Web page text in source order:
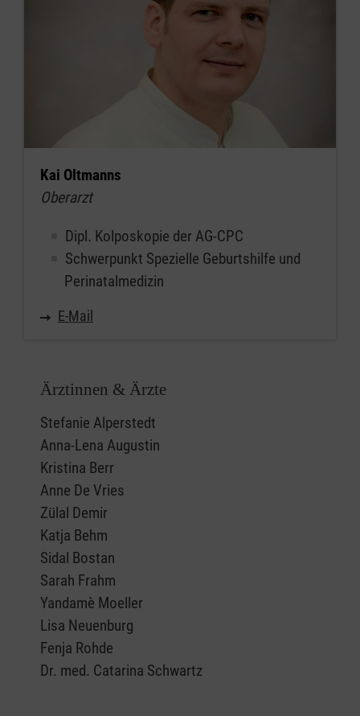
Kai Oltmanns
Oberarzt
Dipl. Kolposkopie der AG-CPC
Schwerpunkt Spezielle Geburtshilfe und
Perinatalmedizin
E-Mail
Ärztinnen & Ärzte
Stefanie Alperstedt
Anna-Lena Augustin
Kristina Berr
Anne De Vries
Zülal Demir
Katja Behm
Sidal Bostan
Sarah Frahm
Yandamè Moeller
Lisa Neuenburg
Fenja Rohde
Dr. med. Catarina Schwartz